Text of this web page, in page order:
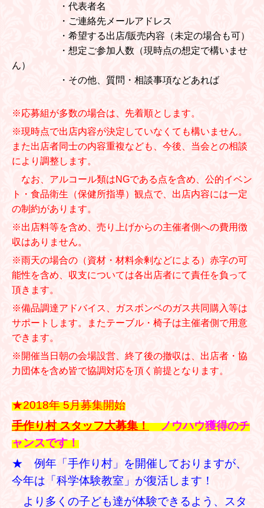
・代表者名
・ご連絡先メールアドレス
・希望する出店/販売内容（未定の場合も可）
・想定ご参加人数（現時点の想定で構いませ
ん）
・その他、質問・相談事項などあれば
※応募組が多数の場合は、先着順とします。
※現時点で出店内容が決定していなくても構いません。
また出店者同士の内容重複なども、今後、当会との相談
により調整します。
なお、アルコール類はNGである点を含め、公的イベン
ト・食品衛生（保健所指導）観点で、出店内容には一定
の制約があります。
※出店料等を含め、売り上げからの主催者側への費用徴
収はありません。
※雨天の場合の（資材・材料余剰などによる）赤字の可
能性を含め、収支については各出店者にて責任を負って
頂きます。
※備品調達アドバイス、ガスボンベのガス共同購入等は
サポートします。またテーブル・椅子は主催者側で用意
できます。
※開催当日朝の会場設営、終了後の撤収は、出店者・協
力団体を含め皆で協調対応を頂く前提となります。
★2018年 5月募集開始
手作り村 スタッフ大募集！
ノウハウ獲得のチ
ャンスです！
★ 例年「手作り村」を開催しておりますが、
今年は「科学体験教室」 が復活します！
より多くの子ども達が体験できるよう、スタ